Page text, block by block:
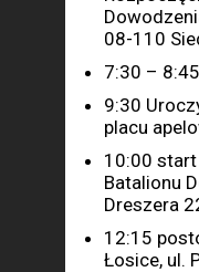
08-110
7:30 –
9:30
placu
10:00
Batalionu
Dreszera
12:15
Łosice, ul.